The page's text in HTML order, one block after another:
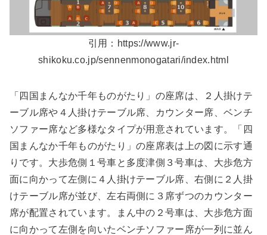
引用：https://www.jr-
shikoku.co.jp/sennenmonogatari/index.html
「四国まんなか千年ものがたり」の座席は、 ２ 人掛けテ
ーブル席や ４ 人掛けテーブル席、カウンター席、ベンチ
ソファー席など多様なタイプが用意されています。「四
国まんなか千年ものがたり」の座席表は上の図に示す通
りです。大歩危側１号車と多度津側 ３号車は、大歩危方
面に向かって左側に ４ 人掛けテーブル席、右側に ２ 人掛
けテーブル席が並び、左右両側に３席ずつのカウンター
席が配置されています。まん中の２号車は、大歩危方面
に向かって左側を向いたベンチソファー席が一列に並ん